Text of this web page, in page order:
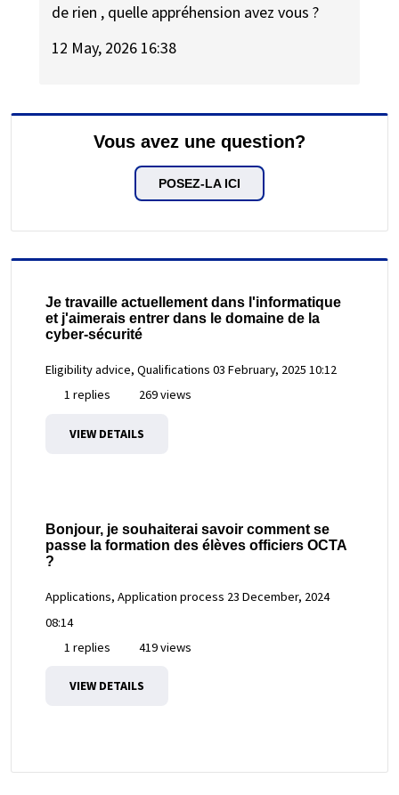
de rien , quelle appréhension avez vous ?
12 May, 2026 16:38
Vous avez une question?
POSEZ-LA ICI
Je travaille actuellement dans l'informatique
et j'aimerais entrer dans le domaine de la
cyber-sécurité
Eligibility advice, Qualifications 03 February, 2025 10:12
1 replies
269 views
VIEW DETAILS
Bonjour, je souhaiterai savoir comment se
passe la formation des élèves officiers OCTA
?
Applications, Application process 23 December, 2024
08:14
1 replies
419 views
VIEW DETAILS